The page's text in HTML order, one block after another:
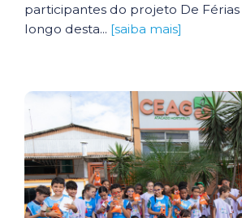
participantes do projeto De Férias
longo desta... [saiba mais]